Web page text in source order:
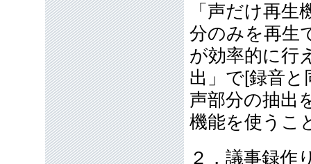
「声だけ再
分のみを再生
が効率的に行
出」で[録音と
声部分の抽出
機能を使うこ
２，議事録作